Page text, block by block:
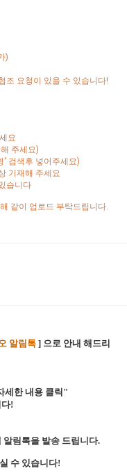
)
조 요청이 있을 수 있습니다!
요
주세요)
' 검색후 넣어주세요)
기재해 주세요
습니다
같이 업로드 부탁드립니다.
알림톡 ] 으로 안내 해드리
세한 내용 클릭"
!
알림톡을 발송 드립니다.
수 있습니다!